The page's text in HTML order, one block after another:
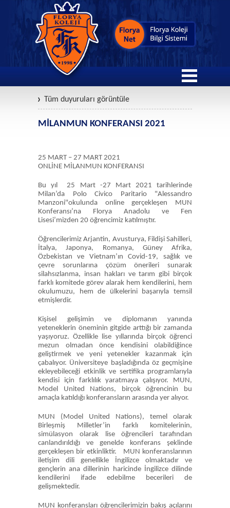
Tüm duyuruları görüntüle
MİLANMUN KONFERANSI 2021
25 MART – 27 MART 2021
ONLİNE MİLANMUN KONFERANSI
Bu yıl 25 Mart -27 Mart 2021 tarihlerinde
Milan’da Polo Civico Paritario "Alessandro
Manzoni"okulunda online gerçekleşen MUN
Konferansı’na Florya Anadolu ve Fen
Lisesi’mizden 20 öğrencimiz katılmıştır.
Öğrencilerimiz Arjantin, Avusturya, Fildişi Sahilleri,
İtalya, Japonya, Romanya, Güney Afrika,
Özbekistan ve Vietnam’ın Covid-19, sağlık ve
çevre sorunlarına çözüm önerileri sunarak
silahsızlanma, insan hakları ve tarım gibi birçok
farklı komitede görev alarak hem kendilerini, hem
okulumuzu, hem de ülkelerini başarıyla temsil
etmişlerdir.
Kişisel gelişimin ve diplomanın yanında
yeteneklerin öneminin gitgide arttığı bir zamanda
yaşıyoruz. Özellikle lise yıllarında birçok öğrenci
mezun olmadan önce kendisini olabildiğince
geliştirmek ve yeni yetenekler kazanmak için
çabalıyor. Üniversiteye başladığında öz geçmişine
ekleyebileceği etkinlik ve sertifika programlarıyla
kendisi için farklılık yaratmaya çalışıyor. MUN,
Model United Nations, birçok öğrencinin bu
amaçla katıldığı konferansların arasında yer alıyor.
MUN (Model United Nations), temel olarak
Birleşmiş Milletler’in farklı komitelerinin,
simülasyon olarak lise öğrencileri tarafından
canlandırıldığı ve genelde konferans şeklinde
gerçekleşen bir etkinliktir. MUN konferanslarının
iletişim dili genellikle İngilizce olmaktadır ve
gençlerin ana dillerinin haricinde İngilizce dilinde
kendilerini ifade edebilme becerileri de
gelişmektedir.
MUN konferansları öğrencilerimizin bakış açılarını